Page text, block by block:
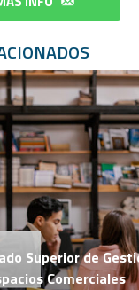
Superior de
Comerciales